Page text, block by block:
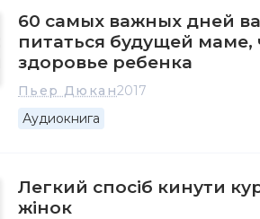
60 самых важных дней
питаться будущей
здоровье ребенка
Пьер Дюкан2017
Аудиокнига
Легкий спосіб кинути
жінок